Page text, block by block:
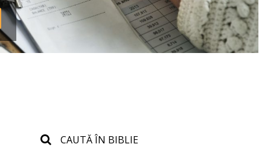
CAUTĂ ÎN BIBLIE